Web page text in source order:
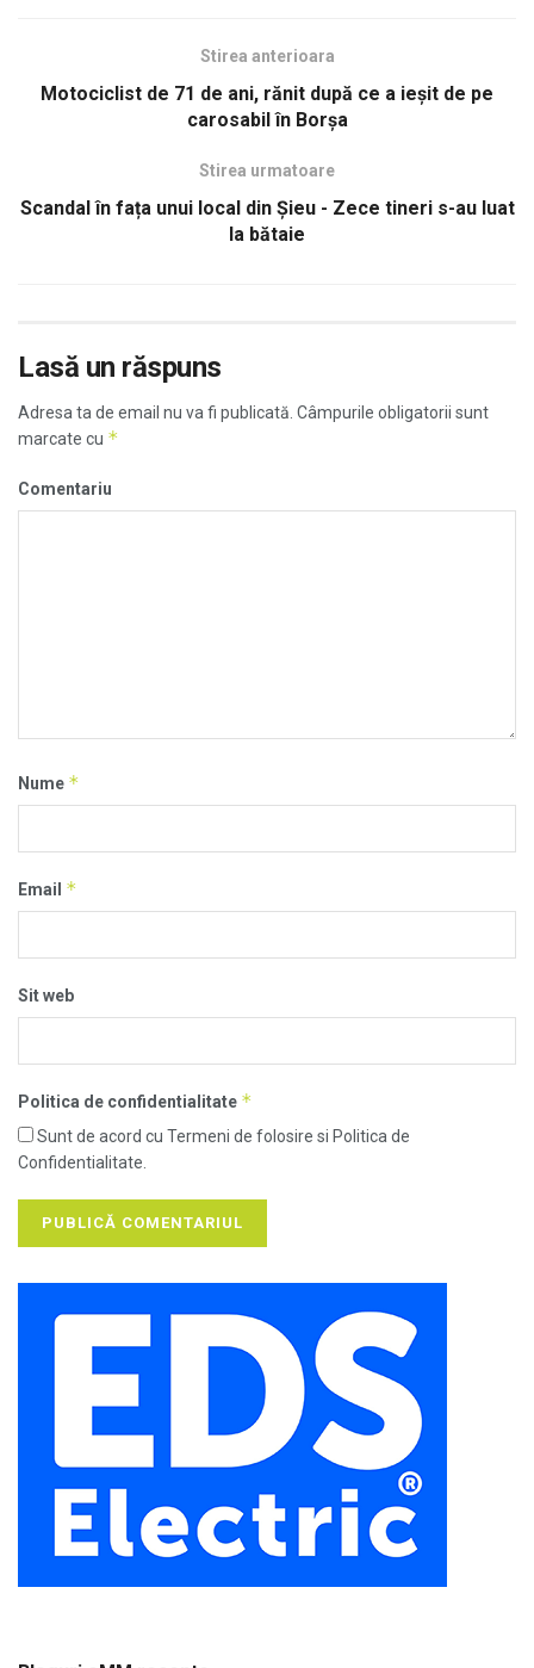
Stirea anterioara
Motociclist de 71 de ani, rănit după ce a ieșit de pe
carosabil în Borșa
Stirea urmatoare
Scandal în fața unui local din Șieu - Zece tineri s-au luat
la bătaie
Lasă un răspuns
Adresa ta de email nu va fi publicată. Câmpurile obligatorii sunt
marcate cu *
Comentariu
Nume *
Email *
Sit web
Politica de confidentialitate *
Sunt de acord cu Termeni de folosire si Politica de
Confidentialitate.